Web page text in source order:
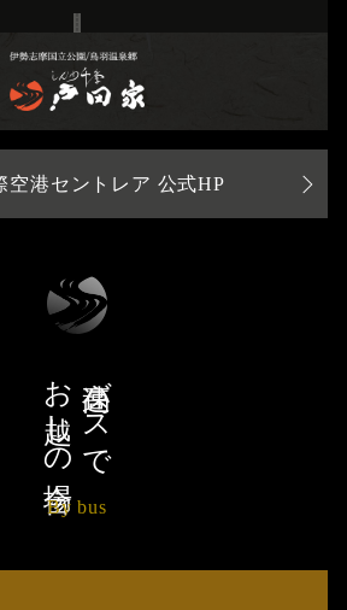
空港セントレア 公式HP
高速バスで
お越しの場合
By bus